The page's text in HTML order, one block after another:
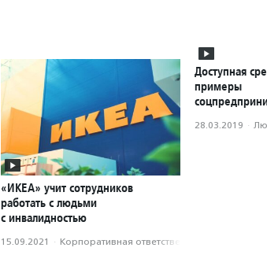
«ИКЕА» учит сотрудников
работать с людьми
с инвалидностью
15.09.2021 · Корпоративная ответственность
Доступная
примеры
28.03.2019 ·